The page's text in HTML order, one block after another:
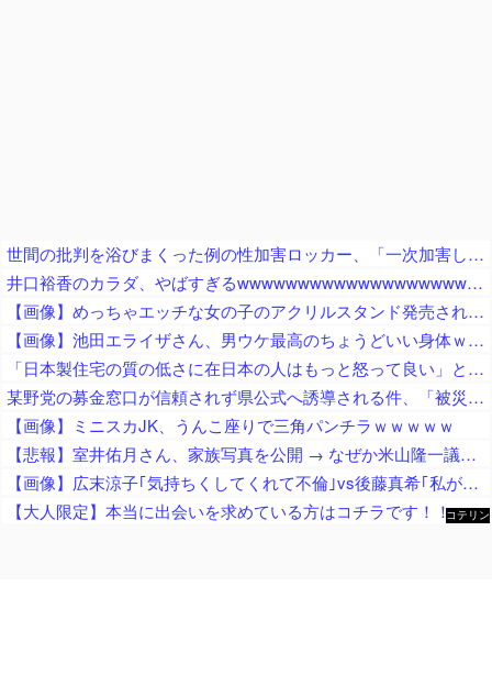
世間の批判を浴びまくった例の性加害ロッカー、「一次加害した人間がこれ言うのか」と周囲を唖然とさせる言動を……
井口裕香のカラダ、やばすぎるwwwwwwwwwwwwwwwwwwwww
【画像】めっちゃエッチな女の子のアクリルスタンド発売されるｗｗ
【画像】池田エライザさん、男ウケ最高のちょうどいい身体ｗｗｗｗ
「日本製住宅の質の低さに在日本の人はもっと怒って良い」と在米邦人が御忠告、アメリカ製の家屋なら冷房無しでも快適に過ごせて……
某野党の募金窓口が信頼されず県公式へ誘導される件、「被災地のことを考えてのこととは思えない」と某野党議員が不満を漏らしまくり
【画像】ミニスカJK、うんこ座りで三角パンチラｗｗｗｗｗ
【悲報】室井佑月さん、家族写真を公開 → なぜか米山隆一議員の姿が消えてネットで話題に → 「レスバで忙しいの？」「撮影係に徹してるのか？」
【画像】広末涼子｢気持ちくしてくれて不倫｣vs後藤真希｢私がゴマキ不倫｣
【大人限定】本当に出会いを求めている方はコチラです！！コテリン